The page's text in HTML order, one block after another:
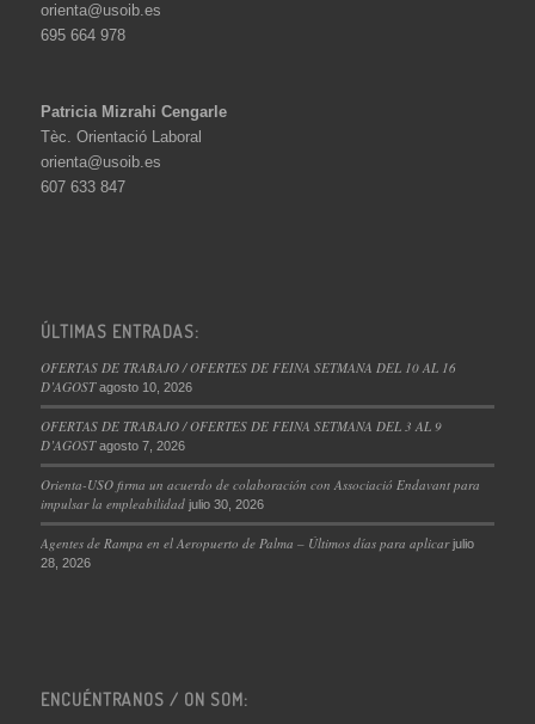
orienta@usoib.es
695 664 978
Patricia Mizrahi Cengarle
Tèc. Orientació Laboral
orienta@usoib.es
607 633 847
ÚLTIMAS ENTRADAS:
OFERTAS DE TRABAJO / OFERTES DE FEINA SETMANA DEL 10 AL 16
D’AGOST agosto 10, 2026
OFERTAS DE TRABAJO / OFERTES DE FEINA SETMANA DEL 3 AL 9
D’AGOST agosto 7, 2026
Orienta-USO firma un acuerdo de colaboración con Associació Endavant para
impulsar la empleabilidad julio 30, 2026
Agentes de Rampa en el Aeropuerto de Palma – Últimos días para aplicar julio
28, 2026
ENCUÉNTRANOS / ON SOM: